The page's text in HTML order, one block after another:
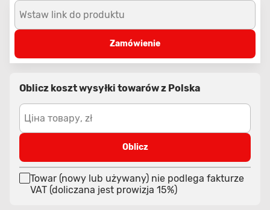
Wstaw link do produktu
Zamówienie
Oblicz koszt wysyłki towarów z Polska
Ціна товару, zł
Oblicz
Towar (nowy lub używany) nie podlega fakturze
VAT (doliczana jest prowizja 15%)